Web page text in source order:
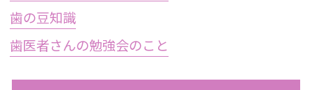
歯の豆知識
歯医者さんの勉強会のこと